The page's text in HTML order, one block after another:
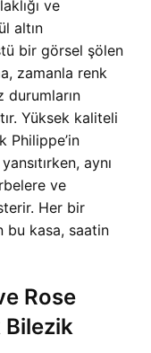
ve
altın
bir görsel şölen
zamanla renk
durumların
Yüksek kaliteli
Philippe’in
aynı
ve
Her bir
bu kasa, saatin
Rose
Bilezik